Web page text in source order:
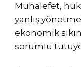
Muhalefet,
yanlış
ekonomik
sorumlu